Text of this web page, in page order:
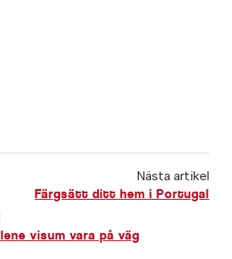
Nästa artikel
Färgsätt ditt hem i Portugal
visum vara på väg